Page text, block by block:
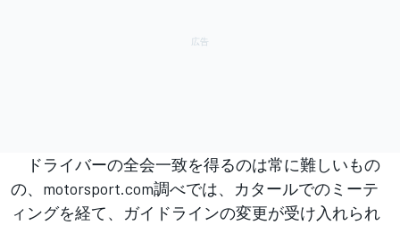
ドライバーの全会一致を得るのは常に難しいもの
の、motorsport.com調べでは、カタールでのミーテ
ィングを経て、ガイドラインの変更が受け入れられ